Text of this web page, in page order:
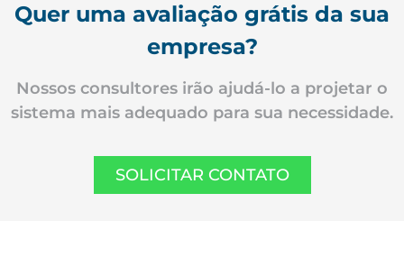
Quer uma avaliação grátis da sua
empresa?
Nossos consultores irão ajudá-lo a projetar o
sistema mais adequado para sua necessidade.
SOLICITAR CONTATO